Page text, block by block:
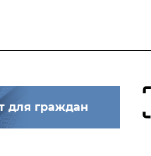
для граждан